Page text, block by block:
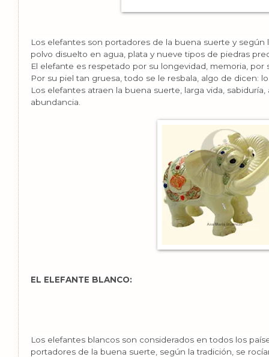
Los elefantes son portadores de la buena suerte y
polvo disuelto en agua, plata y nueve tipos de piedras
El elefante es respetado por su longevidad, memoria, por
Por su piel tan gruesa, todo se le resbala, algo de dicen:
Los elefantes atraen la buena suerte, larga vida, sabiduría,
abundancia.
EL ELEFANTE BLANCO:
Los elefantes blancos son considerados en todos los
portadores de la buena suerte, según la tradición, se